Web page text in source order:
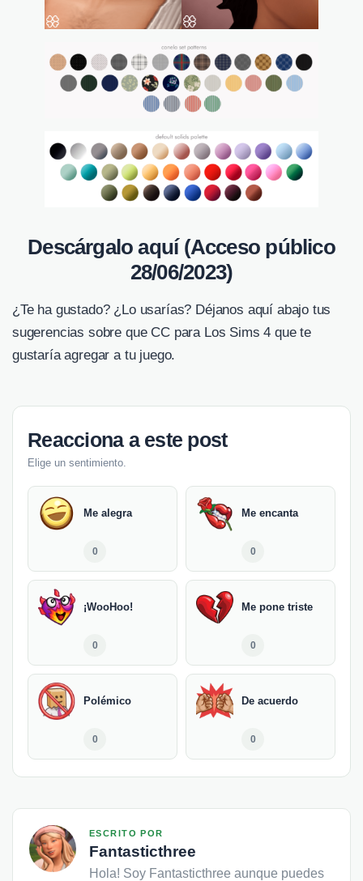
Descárgalo aquí (Acceso público
28/06/2023)
¿Te ha gustado? ¿Lo usarías? Déjanos aquí abajo tus
sugerencias sobre que CC para Los Sims 4 que te
gustaría agregar a tu juego.
Reacciona a este post
Elige un sentimiento.
Me alegra
0
Me encanta
0
¡WooHoo!
0
Me pone triste
0
Polémico
0
De acuerdo
0
ESCRITO POR
Fantasticthree
Hola! Soy Fantasticthree aunque puedes